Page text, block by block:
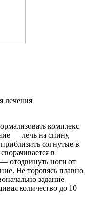
лечения
комплекс
— лечь на спину,
согнутые в
в
отодвинуть ноги от
Не торопясь плавно
задание
количество до 10